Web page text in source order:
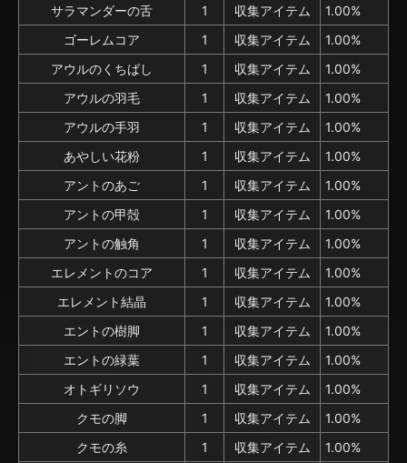
サラマンダーの舌
1 収集アイテム
1.00%
ゴーレムコア
1 収集アイテム
1.00%
アウルのくちばし
1 収集アイテム
1.00%
アウルの羽毛
1 収集アイテム
1.00%
アウルの手羽
1 収集アイテム
1.00%
あやしい花粉
1 収集アイテム
1.00%
アントのあご
1 収集アイテム
1.00%
アントの甲殻
1 収集アイテム
1.00%
アントの触角
1 収集アイテム
1.00%
エレメントのコア
1 収集アイテム
1.00%
エレメント結晶
1 収集アイテム
1.00%
エントの樹脚
1 収集アイテム
1.00%
エントの緑葉
1 収集アイテム
1.00%
オトギリソウ
1 収集アイテム
1.00%
クモの脚
1 収集アイテム
1.00%
クモの糸
1 収集アイテム
1.00%